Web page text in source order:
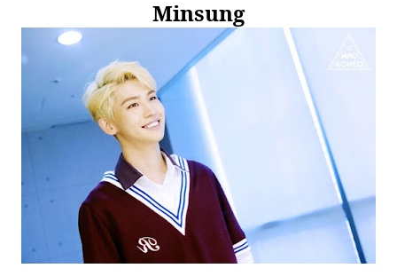
Minsung